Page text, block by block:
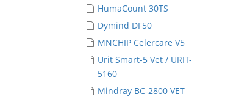
HumaCount 30TS
Dymind DF50
MNCHIP Celercare V5
Urit Smart-5 Vet / URIT-
5160
Mindray BC-2800 VET